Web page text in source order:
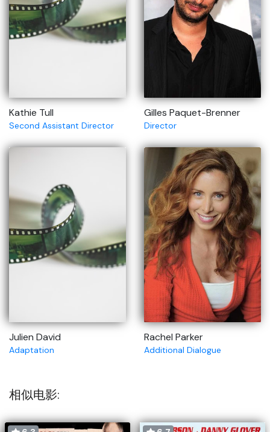
Kathie Tull
Second Assistant Director
Gilles Paquet-Brenner
Director
Julien David
Adaptation
Rachel Parker
Additional Dialogue
相似电影: